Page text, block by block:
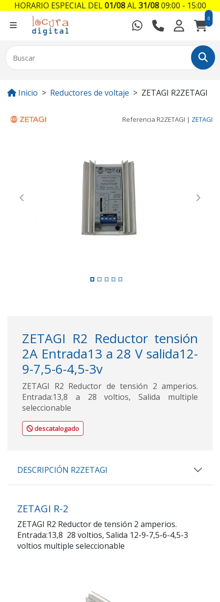
0
Inicio Reductores de voltaje ZETAGI R2ZETAGI
Referencia R2ZETAGI | ZETAGI
Previous Next
ZETAGI R2 Reductor tensión
2A Entrada13 a 28 V salida12-
9-7,5-6-4,5-3v
ZETAGI R2 Reductor de tensión 2 amperios.
Entrada:13,8 a 28 voltios, Salida multiple
seleccionable
descatalogado
DESCRIPCIÓN R2ZETAGI
ZETAGI R-2
ZETAGI R2 Reductor de tensión 2 amperios.
Entrada:13,8 28 voltios, Salida 12-9-7,5-6-4,5-3
voltios multiple seleccionable
HORARIO ESPECIAL DEL01/08AL31/0809:00 - 15:00